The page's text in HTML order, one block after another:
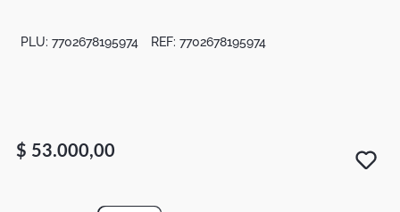
PLU: 7702678195974 REF: 7702678195974
$ 53.000,00